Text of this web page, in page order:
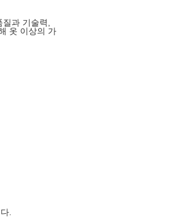
과 기술력,
옷 이상의 가
.